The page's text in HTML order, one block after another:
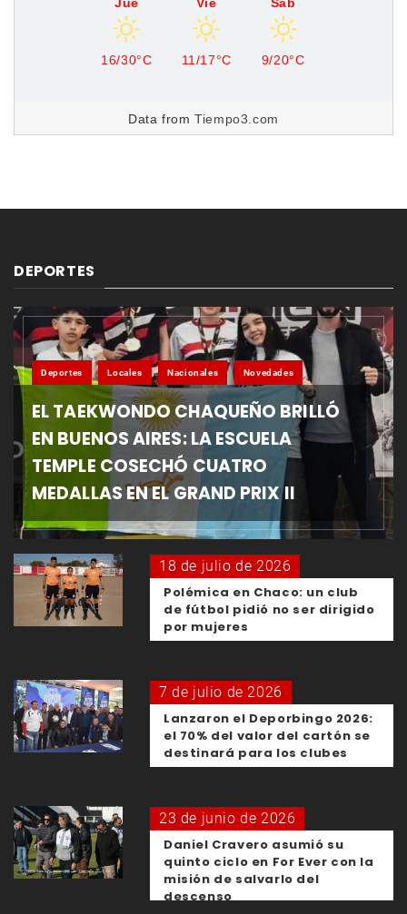
Jue
16/30°C
Vie
11/17°C
Sáb
9/20°C
Data fromTiempo3.com
DEPORTES
Deportes Locales Nacionales Novedades
EL TAEKWONDO CHAQUEÑO BRILLÓ
EN BUENOS AIRES: LA ESCUELA
TEMPLE COSECHÓ CUATRO
MEDALLAS EN EL GRAND PRIX II
18 de julio de 2026
Polémica en Chaco: un club
de fútbol pidió no ser dirigido
por mujeres
7 de julio de 2026
Lanzaron el Deporbingo 2026:
el 70% del valor del cartón se
destinará para los clubes
23 de junio de 2026
Daniel Cravero asumió su
quinto ciclo en For Ever con la
misión de salvarlo del
descenso